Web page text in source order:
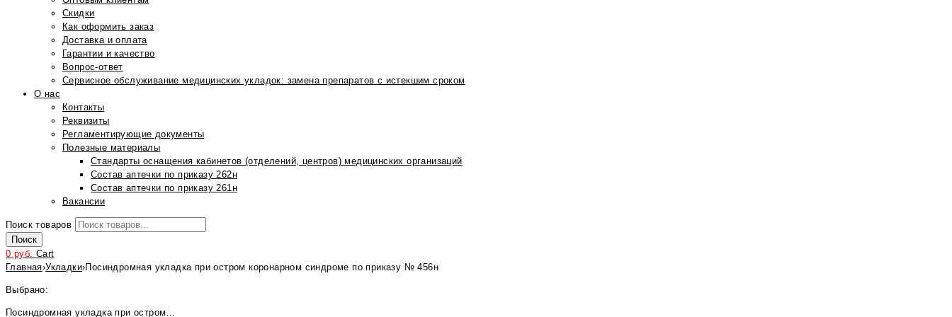
Скидки
Как оформить заказ
Доставка и оплата
Гарантии и качество
Вопрос-ответ
Сервисное обслуживание медицинских укладок: замена препаратов с истекшим сроком
О нас
Контакты
Реквизиты
Регламентирующие документы
Полезные материалы
Стандарты оснащения кабинетов (отделений, центров) медицинских организаций
Состав аптечки по приказу 262н
Состав аптечки по приказу 261н
Вакансии
Поиск товаров
Поиск
0 руб. Cart
Главная›Укладки›Посиндромная укладка при остром коронарном синдроме по приказу № 456н
Выбрано:
Посиндромная укладка при остром…